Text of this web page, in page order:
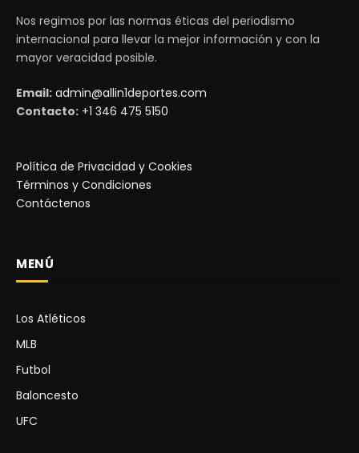
Nos regimos por las normas éticas del periodismo
internacional para llevar la mejor información y con la
mayor veracidad posible.
Email: admin@allin1deportes.com
Contacto: +1 346 475 5150
Política de Privacidad y Cookies
Términos y Condiciones
Contáctenos
MENÚ
Los Atléticos
MLB
Futbol
Baloncesto
UFC